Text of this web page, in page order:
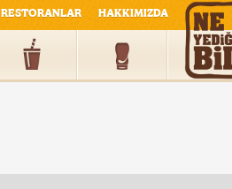
RESTORANLAR HAKKIMIZDA